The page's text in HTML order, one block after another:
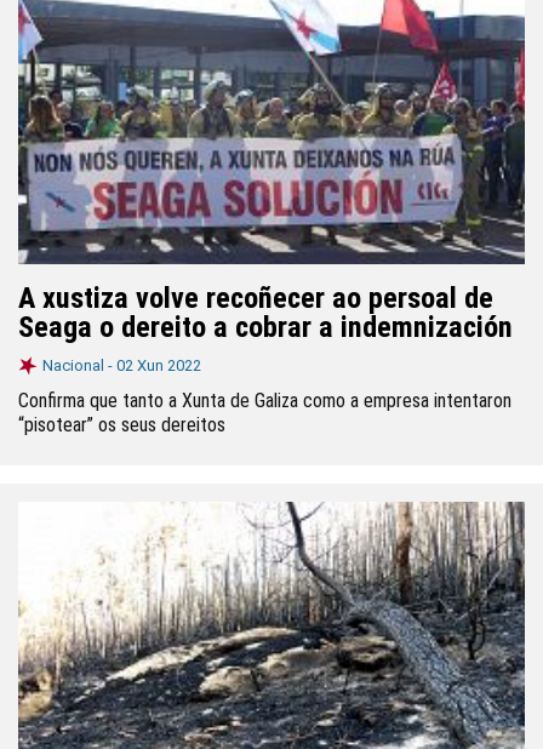
A xustiza volve recoñecer ao persoal de
Seaga o dereito a cobrar a indemnización
Nacional - 02 Xun 2022
Confirma que tanto a Xunta de Galiza como a empresa intentaron
“pisotear” os seus dereitos